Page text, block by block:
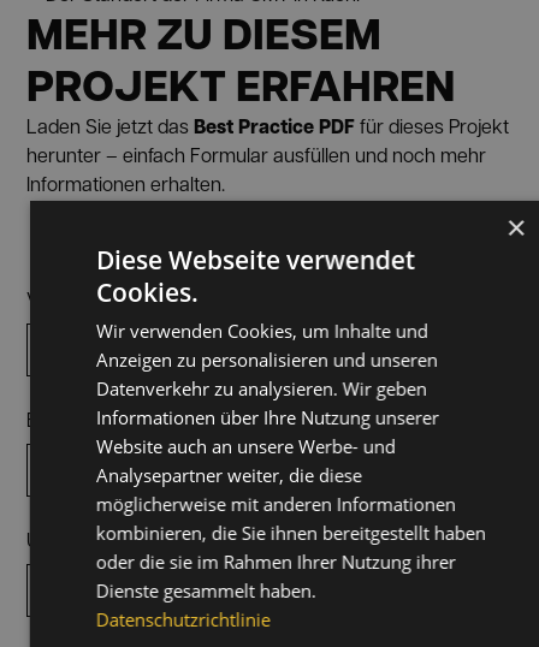
MEHR ZU DIESEM
PROJEKT ERFAHREN
Laden Sie jetzt dasBest Practice PDFfür dieses Projekt
herunter – einfach Formular ausfüllen und noch mehr
Informationen erhalten.
Vor- und Nachname*
E-Mail*
Unternehmen*
×
Diese Webseite verwendet
Cookies.
Wir verwenden Cookies, um Inhalte und
Anzeigen zu personalisieren und unseren
Datenverkehr zu analysieren. Wir geben
Informationen über Ihre Nutzung unserer
Website auch an unsere Werbe- und
Analysepartner weiter, die diese
möglicherweise mit anderen Informationen
kombinieren, die Sie ihnen bereitgestellt haben
oder die sie im Rahmen Ihrer Nutzung ihrer
Dienste gesammelt haben.
Datenschutzrichtlinie